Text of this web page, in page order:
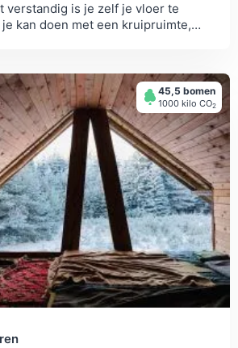
verstandig is je zelf je vloer te
kan doen met een kruipruimte,
45,5 bomen
1000 kilo СО2